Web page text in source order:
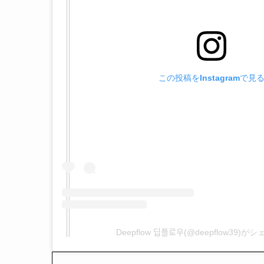
この投稿をInstagramで見る
Deepflow 딥플로우(@deepflow39)が